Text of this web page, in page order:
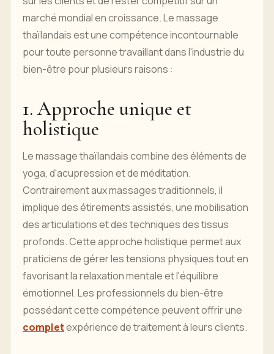
marché mondial en croissance. Le massage
thaïlandais est une compétence incontournable
pour toute personne travaillant dans l'industrie du
bien-être pour plusieurs raisons :
1. Approche unique et
holistique
Le massage thaïlandais combine des éléments de
yoga, d'acupression et de méditation.
Contrairement aux massages traditionnels, il
implique des étirements assistés, une mobilisation
des articulations et des techniques des tissus
profonds. Cette approche holistique permet aux
praticiens de gérer les tensions physiques tout en
favorisant la relaxation mentale et l'équilibre
émotionnel. Les professionnels du bien-être
possédant cette compétence peuvent offrir une
completexpérience de traitement à leurs clients.